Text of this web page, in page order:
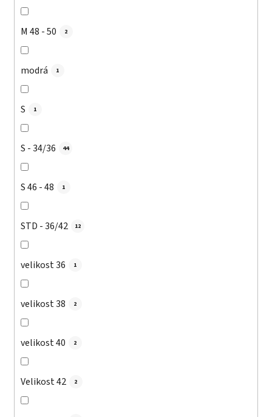
M 48 - 50 2
modrá 1
S 1
S - 34/36 44
S 46 - 48 1
STD - 36/42 12
velikost 36 1
velikost 38 2
velikost 40 2
Velikost 42 2